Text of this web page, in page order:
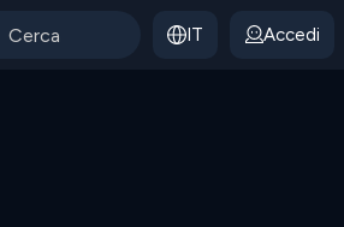
IT Accedi